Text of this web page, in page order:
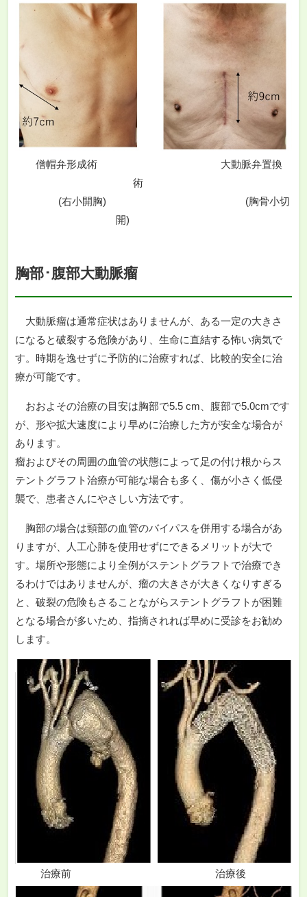
僧帽弁形成術 大動脈弁置換
術
(右小開胸) (胸骨小切
開)
胸部･腹部大動脈瘤
大動脈瘤は通常症状はありませんが、ある一定の大きさ
になると破裂する危険があり、生命に直結する怖い病気で
す。時期を逸せずに予防的に治療すれば、比較的安全に治
療が可能です。
おおよその治療の目安は胸部で5.5 cm、腹部で5.0cmです
が、形や拡大速度により早めに治療した方が安全な場合が
あります。
瘤およびその周囲の血管の状態によって足の付け根からス
テントグラフト治療が可能な場合も多く、傷が小さく低侵
襲で、患者さんにやさしい方法です。
胸部の場合は頸部の血管のバイパスを併用する場合があ
りますが、人工心肺を使用せずにできるメリットが大で
す。場所や形態により全例がステントグラフトで治療でき
るわけではありませんが、瘤の大きさが大きくなりすぎる
と、破裂の危険もさることながらステントグラフトが困難
となる場合が多いため、指摘されれば早めに受診をお勧め
します。
治療前 治療後